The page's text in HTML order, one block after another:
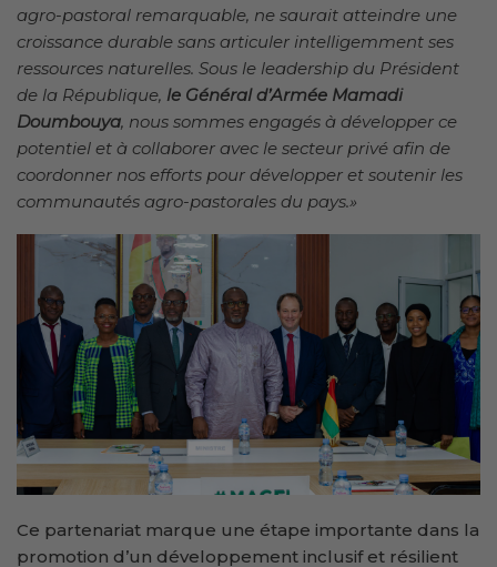
agro-pastoral remarquable, ne saurait atteindre une
croissance durable sans articuler intelligemment ses
ressources naturelles. Sous le leadership du Président
de la République, le Général d’Armée Mamadi
Doumbouya, nous sommes engagés à développer ce
potentiel et à collaborer avec le secteur privé afin de
coordonner nos efforts pour développer et soutenir les
communautés agro-pastorales du pays.»
Ce partenariat marque une étape importante dans la
promotion d’un développement inclusif et résilient